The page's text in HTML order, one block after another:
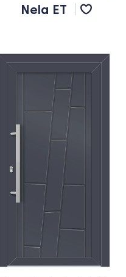
Nela ET